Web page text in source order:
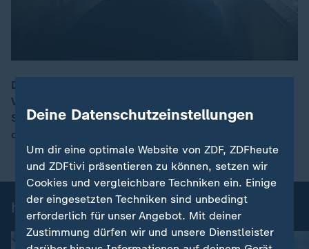
00:16
Die Sperrung der Straße von Hormus führt zu
Versorgungsengpässen bei Rohöl. Das für den
Straßenbau nötige Bindemittel Bitumen ist deswegen
deutlich teurer geworden.
heute-Nachrichten: Einzelbeiträge
Deine Datenschutzeinstellungen
Um dir eine optimale Website von ZDF, ZDFheute
und ZDFtivi präsentieren zu können, setzen wir
Cookies und vergleichbare Techniken ein. Einige
der eingesetzten Techniken sind unbedingt
erforderlich für unser Angebot. Mit deiner
Zustimmung dürfen wir und unsere Dienstleister